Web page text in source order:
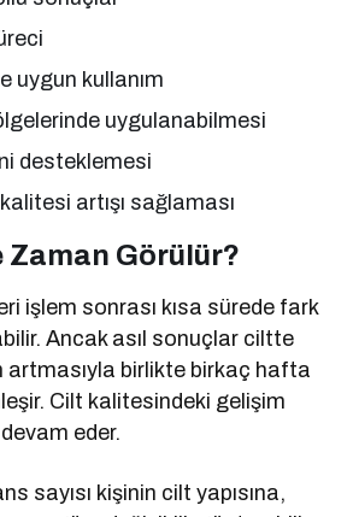
uygun kullanım
uygulanabilmesi
desteklemesi
artışı sağlaması
Zaman Görülür?
işlem sonrası kısa sürede fark
Ancak asıl sonuçlar ciltte
artmasıyla birlikte birkaç hafta
Cilt kalitesindeki gelişim
eder.
sayısı kişinin cilt yapısına,